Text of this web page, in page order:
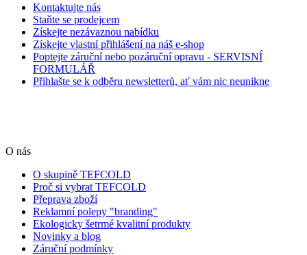
Kontaktujte nás
Staňte se prodejcem
Získejte nezávaznou nabídku
Získejte vlastní přihlášení na náš e-shop
Poptejte záruční nebo pozáruční opravu - SERVISNÍ
FORMULÁŘ
Přihlašte se k odběru newsletterů, ať vám nic neunikne
O nás
O skupině TEFCOLD
Proč si vybrat TEFCOLD
Přeprava zboží
Reklamní polepy "branding"
Ekologicky šetrmé kvalitní produkty
Novinky a blog
Záruční podmínky